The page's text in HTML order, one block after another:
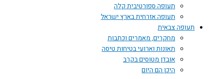
תעופה ספורטיבית קלה
תעופה אזרחית בארץ ישראל
תעופה צבאית
מחקרים, מאמרים וכתבות
תאונות וארועי בטיחות טיסה
אובדן מטוסים בקרב
היכן הם היום